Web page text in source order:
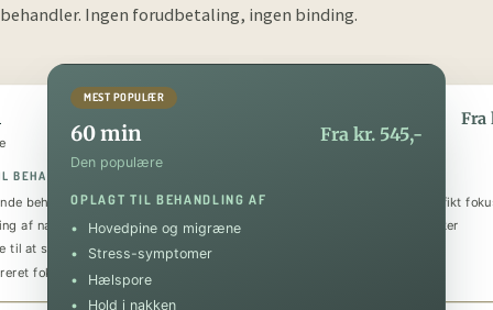
behandler. Ingen forudbetaling, ingen binding.
BEHANDLING AF
behandling
af nakke og skuldre
til at sænke stressniveauet
fokus på specifik skade
MEST POPULÆR
60 min Fra kr. 545,-
Den populære
OPLAGT TIL BEHANDLING AF
Hovedpine og migræne
Stress-symptomer
Hælspore
Hold i nakken
Fra
Den luksuriøse
Helkropsmassage med et specifikt
Behandling af flere problematikker